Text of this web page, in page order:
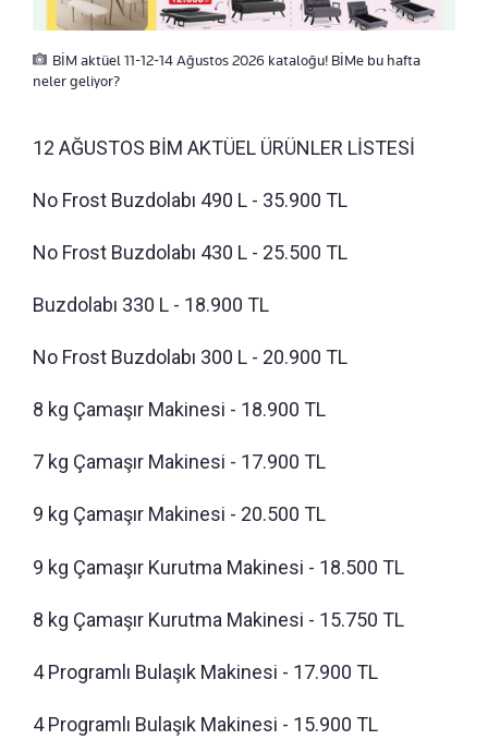
BİM aktüel 11-12-14 Ağustos 2026 kataloğu! BİMe bu hafta
neler geliyor?
12 AĞUSTOS BİM AKTÜEL ÜRÜNLER LİSTESİ
No Frost Buzdolabı 490 L - 35.900 TL
No Frost Buzdolabı 430 L - 25.500 TL
Buzdolabı 330 L - 18.900 TL
No Frost Buzdolabı 300 L - 20.900 TL
8 kg Çamaşır Makinesi - 18.900 TL
7 kg Çamaşır Makinesi - 17.900 TL
9 kg Çamaşır Makinesi - 20.500 TL
9 kg Çamaşır Kurutma Makinesi - 18.500 TL
8 kg Çamaşır Kurutma Makinesi - 15.750 TL
4 Programlı Bulaşık Makinesi - 17.900 TL
4 Programlı Bulaşık Makinesi - 15.900 TL